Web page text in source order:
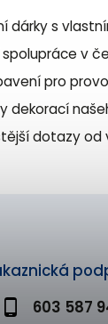
603 587
dárky s
v
pro
dekorací
dotazy od